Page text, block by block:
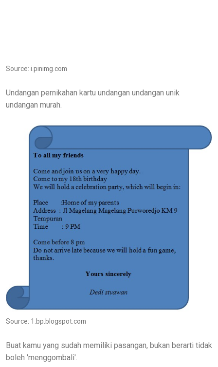
Source: i.pinimg.com
Undangan pernikahan kartu undangan undangan unik
undangan murah.
Source: 1.bp.blogspot.com
Buat kamu yang sudah memiliki pasangan, bukan berarti tidak
boleh 'menggombali'.